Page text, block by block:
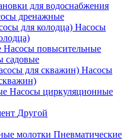
для водоснабжения
дренажные
Насосы
Насосы повысительные
садовые
Насосы
Насосы циркуляционные
Другой
Пневматические